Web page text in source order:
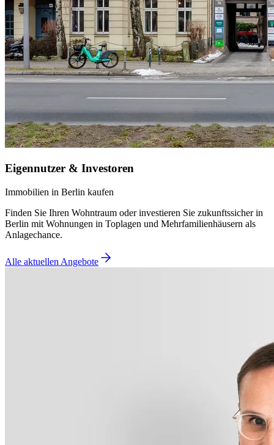
Eigennutzer & Investoren
Immobilien in Berlin kaufen
Finden Sie Ihren Wohntraum oder investieren Sie zukunftssicher in
Berlin mit Wohnungen in Toplagen und Mehrfamilienhäusern als
Anlagechance.
Alle aktuellen Angebote